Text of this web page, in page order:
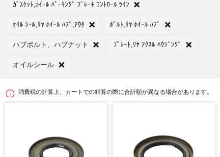
ｶﾞｽｹｯﾄ,ﾎｲｰﾙ ﾊﾟｰｷﾝｸﾞ ﾌﾞﾚｰｷ ｺﾝﾄﾛｰﾙ ﾗｲﾝ
ｵｲﾙ ｼｰﾙ,ﾘﾔ ﾎｲｰﾙ ﾊﾌﾞ,ｱｳﾀ ﾎﾞﾙﾄ,ﾘﾔ ﾎｲｰﾙ ﾊﾌﾞ
ハブボルト、ハブナット ﾌﾟﾚｰﾄ,ﾘﾔ ｱｸｽﾙ ﾊｳｼﾞﾝｸﾞ
オイルシール
消費税の計算上、カートでの精算の際に合計額が異なる場合があります。